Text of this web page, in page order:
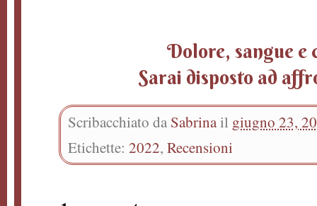
Dolore, sangue e
Sarai disposto ad
Scribacchiato da Sabrinail giugno 23,
Etichette: 2022, Recensioni